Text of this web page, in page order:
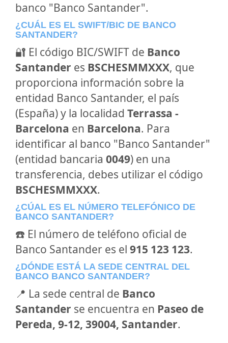
banco "Banco Santander".
¿CUÁL ES EL SWIFT/BIC DE BANCO
SANTANDER?
🔐 El código BIC/SWIFT de Banco
Santander es BSCHESMMXXX, que
proporciona información sobre la
entidad Banco Santander, el país
(España) y la localidad Terrassa -
Barcelona en Barcelona. Para
identificar al banco "Banco Santander"
(entidad bancaria 0049) en una
transferencia, debes utilizar el código
BSCHESMMXXX.
¿CÚAL ES EL NÚMERO TELEFÓNICO DE
BANCO SANTANDER?
☎️ El número de teléfono oficial de
Banco Santander es el 915 123 123.
¿DÓNDE ESTÁ LA SEDE CENTRAL DEL
BANCO BANCO SANTANDER?
📍 La sede central de Banco
Santander se encuentra en Paseo de
Pereda, 9-12, 39004, Santander.